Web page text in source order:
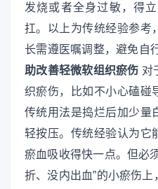
发烧或者全身过敏，得
扛。以上为传统经验参考
长需遵医嘱调整，避免自
助改善轻微软组织瘀伤 对
织瘀伤，比如不小心磕碰
传统用法是捣烂后加少量
轻按压。传统经验认为它
瘀血吸收得快一点。但必
折、没内出血”的小瘀伤